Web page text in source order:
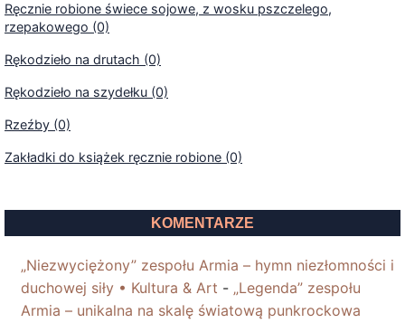
Ręcznie robione świece sojowe, z wosku pszczelego,
rzepakowego (0)
Rękodzieło na drutach (0)
Rękodzieło na szydełku (0)
Rzeźby (0)
Zakładki do książek ręcznie robione (0)
KOMENTARZE
„Niezwyciężony” zespołu Armia – hymn niezłomności i
duchowej siły • Kultura & Art - „Legenda” zespołu
Armia – unikalna na skalę światową punkrockowa